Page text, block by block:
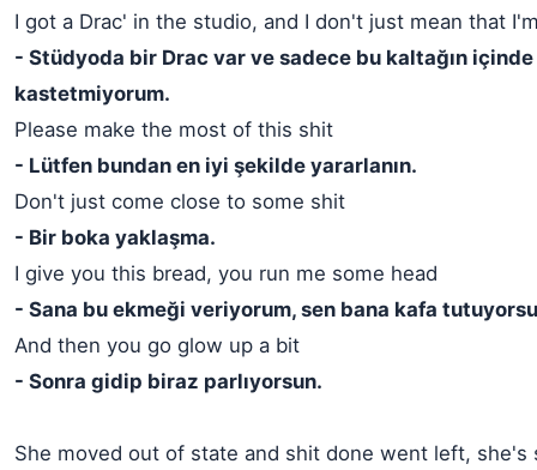
I got a Drac' in the studio, and I don't just mean that
- Stüdyoda bir Drac var ve sadece bu kaltağın
kastetmiyorum.
Please make the most of this shit
- Lütfen bundan en iyi şekilde yararlanın.
Don't just come close to some shit
- Bir boka yaklaşma.
I give you this bread, you run me some head
- Sana bu ekmeği veriyorum, sen bana kafa
And then you go glow up a bit
- Sonra gidip biraz parlıyorsun.
She moved out of state and shit done went left, she's